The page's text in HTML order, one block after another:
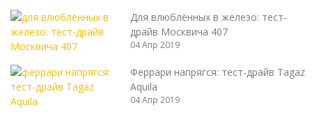
Для влюблённых в железо: тест-
драйв Москвича 407
04 Апр 2019
Феррари напрягся: тест-драйв Tagaz
Aquila
04 Апр 2019